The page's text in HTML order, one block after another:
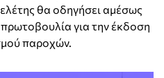
θα οδηγήσει αμέσως
για την έκδοση
παροχών.